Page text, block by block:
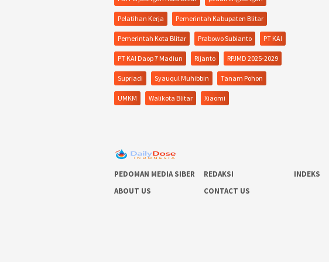
Pelatihan Kerja Pemerintah Kabupaten Blitar
Pemerintah Kota Blitar Prabowo Subianto PT KAI
PT KAI Daop 7 Madiun Rijanto RPJMD 2025-2029
Supriadi Syauqul Muhibbin Tanam Pohon
UMKM Walikota Blitar Xiaomi
PEDOMAN MEDIA SIBER REDAKSI
INDEKS
ABOUT US
CONTACT US